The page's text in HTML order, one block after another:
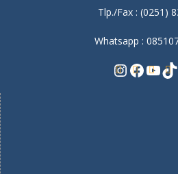
Tlp./Fax : (0251)
Whatsapp :